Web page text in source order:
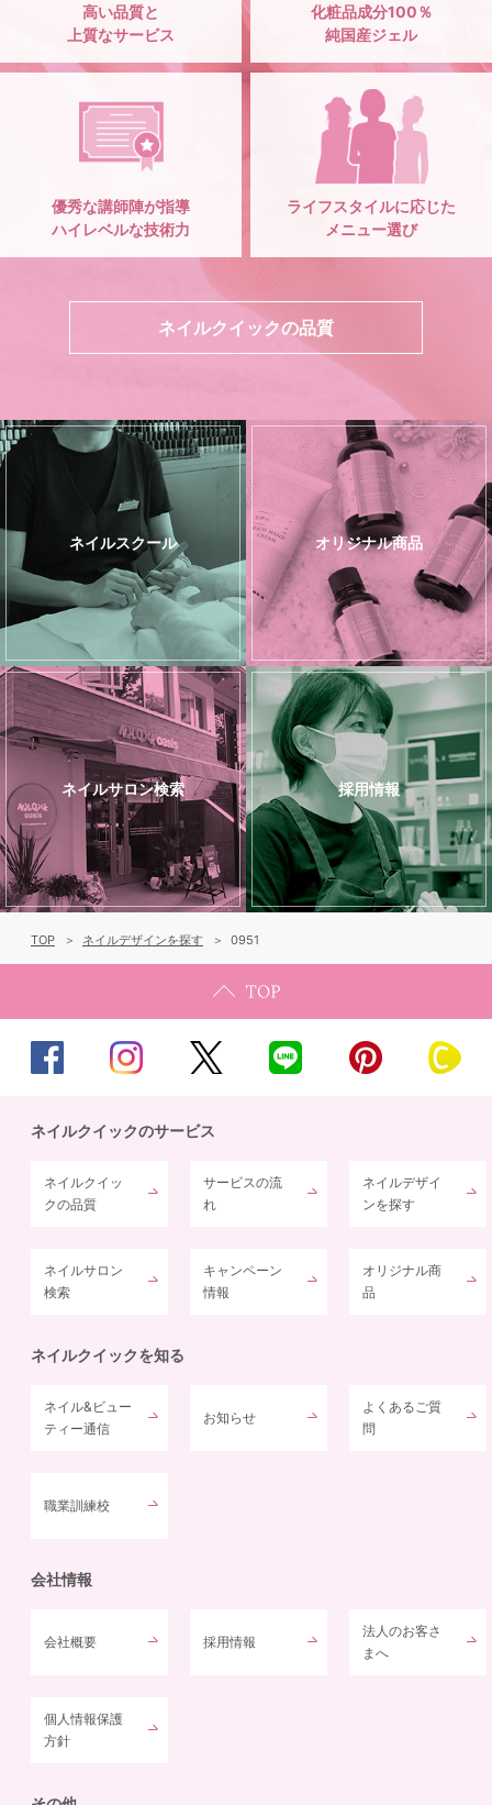
高い品質と
上質なサービス
化粧品成分100％
純国産ジェル
優秀な講師陣が指導
ハイレベルな技術力
ライフスタイルに応じた
メニュー選び
ネイルクイックの品質
ネイルスクール オリジナル商品
ネイルサロン検索 採用情報
TOP ネイルデザインを探す 0951
ネイルクイックのサービス
ネイルクイッ
クの品質
サービスの流
れ
ネイルデザイ
ンを探す
ネイルサロン
検索
キャンペーン
情報
オリジナル商
品
ネイルクイックを知る
ネイル&ビュー
ティー通信
お知らせ
よくあるご質
問
職業訓練校
会社情報
会社概要 採用情報
法人のお客さ
まへ
個人情報保護
方針